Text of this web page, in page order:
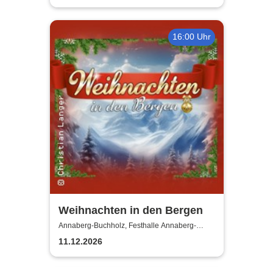
16:00 Uhr
Weihnachten in den Bergen
Annaberg-Buchholz, Festhalle Annaberg-
Buchholz
11.12.2026